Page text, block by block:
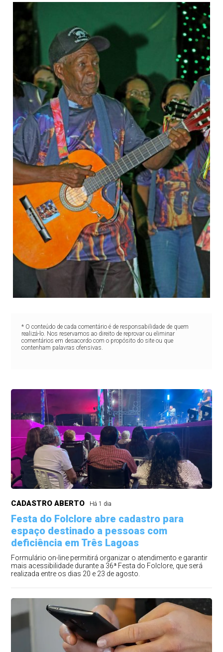
* O conteúdo de cada comentário é de responsabilidade de quem
realizá-lo. Nos reservamos ao direito de reprovar ou eliminar
comentários em desacordo com o propósito do site ou que
contenham palavras ofensivas.
CADASTRO ABERTO Há 1 dia
Festa do Folclore abre cadastro para
espaço destinado a pessoas com
deficiência em Três Lagoas
Formulário on-line permitirá organizar o atendimento e garantir
mais acessibilidade durante a 36ª Festa do Folclore, que será
realizada entre os dias 20 e 23 de agosto.